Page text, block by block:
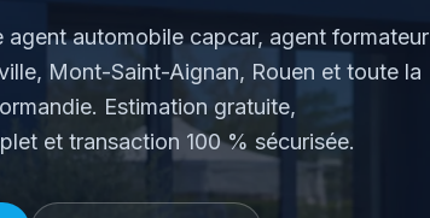
agent automobile capcar, agent formateur
Mont-Saint-Aignan, Rouen et toute la
. Estimation gratuite,
et transaction 100 % sécurisée.